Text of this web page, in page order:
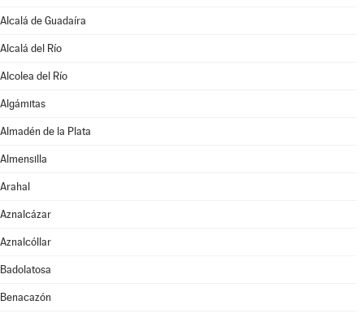
Alcalá de Guadaíra
Alcalá del Río
Alcolea del Río
Algámitas
Almadén de la Plata
Almensilla
Arahal
Aznalcázar
Aznalcóllar
Badolatosa
Benacazón